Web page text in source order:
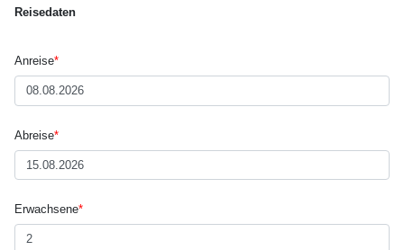
Reisedaten
Anreise*
Abreise*
Erwachsene*